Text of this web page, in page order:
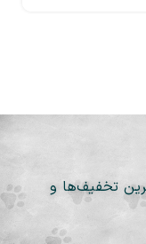
تخفیف‌ها و